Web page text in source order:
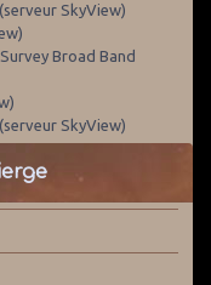
SkyView)
Broad Band
SkyView)